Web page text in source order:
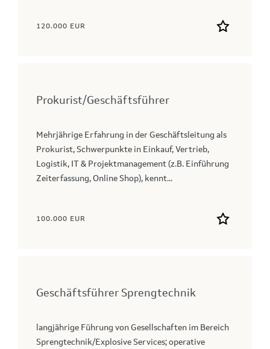
120.000 EUR
Prokurist/Geschäftsführer
Mehrjährige Erfahrung in der Geschäftsleitung als
Prokurist, Schwerpunkte in Einkauf, Vertrieb,
Logistik, IT & Projektmanagement (z.B. Einführung
Zeiterfassung, Online Shop), kennt...
100.000 EUR
Geschäftsführer Sprengtechnik
langjährige Führung von Gesellschaften im Bereich
Sprengtechnik/Explosive Services; operative